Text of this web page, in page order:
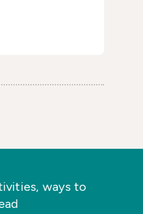
ways to